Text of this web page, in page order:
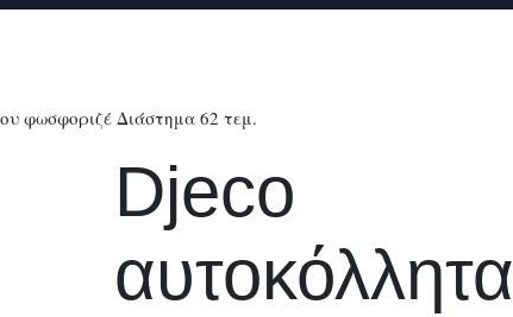
φωσφοριζέ Διάστημα 62 τεμ.
Djeco